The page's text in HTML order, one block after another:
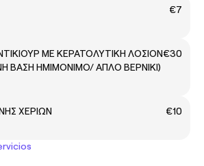
€7
ΜΕ ΚΕΡΑΤΟΛΥΤΙΚΗ ΛΟΣΙΟΝ
ΒΑΣΗ ΗΜΙΜΟΝΙΜΟ/ ΑΠΛΟ ΒΕΡΝΙΚΙ)
€30
ΧΕΡΙΩΝ
€10